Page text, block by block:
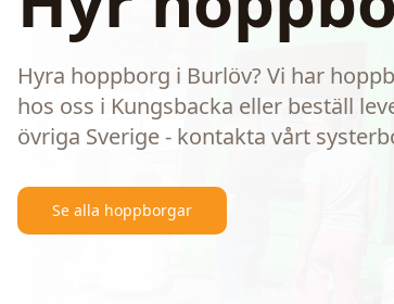
Hyra hoppborg i Burlöv? Vi har
hos oss i Kungsbacka eller beställ
övriga Sverige - kontakta vårt
Se alla hoppborgar